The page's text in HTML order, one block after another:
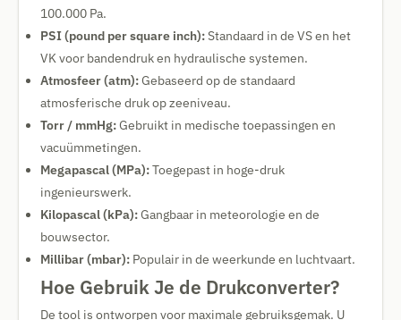
100.000 Pa.
PSI (pound per square inch):Standaard in de VS en het
VK voor bandendruk en hydraulische systemen.
Atmosfeer (atm):Gebaseerd op de standaard
atmosferische druk op zeeniveau.
Torr / mmHg:Gebruikt in medische toepassingen en
vacuümmetingen.
Megapascal (MPa):Toegepast in hoge-druk
ingenieurswerk.
Kilopascal (kPa):Gangbaar in meteorologie en de
bouwsector.
Millibar (mbar): Populair in de weerkunde en luchtvaart.
Hoe Gebruik Je de Drukconverter?
De tool is ontworpen voor maximale gebruiksgemak. U